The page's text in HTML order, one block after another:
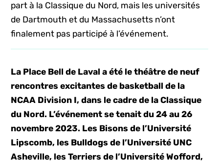
part à la Classique du Nord, mais les universités
de Dartmouth et du Massachusetts n’ont
finalement pas participé à l’événement.
La Place Bell de Laval a été le théâtre de neuf
rencontres excitantes de basketball de la
NCAA Division I, dans le cadre de la Classique
du Nord. L’événement se tenait du 24 au 26
novembre 2023. Les Bisons de l’Université
Lipscomb, les Bulldogs de l’Université UNC
Asheville, les Terriers de l’Université Wofford,